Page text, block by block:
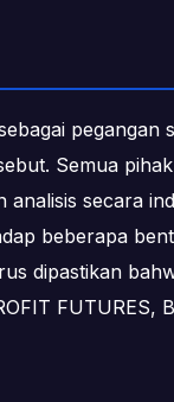
pegangan
Semua
secara
beberapa
dipastikan
FUTURES,